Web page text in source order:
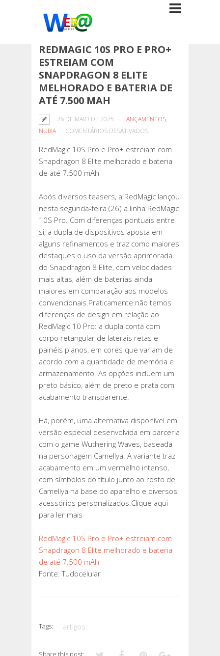
REDMAGIC 10S PRO E PRO+
ESTREIAM COM
SNAPDRAGON 8 ELITE
MELHORADO E BATERIA DE
ATÉ 7.500 MAH
26 DE MAIO DE 2025 LANÇAMENTOS,
NUBIA
COMENTÁRIOS DESATIVADOSEM
10S
PRO
ESTREIAM
COM
SNAPDRAGON
8
ELITE
MELHORADO
E
BATERIA
DE
ATÉ
7.500
MAH
RedMagic 10S Pro e Pro+ estreiam com
Snapdragon 8 Elite melhorado e bateria
de até 7.500 mAh
Após diversos teasers, a RedMagic lançou
nesta segunda-feira (26) a linha RedMagic
10S Pro. Com diferenças pontuais entre
si, a dupla de dispositivos aposta em
alguns refinamentos e traz como maiores
destaques o uso da versão aprimorada
do Snapdragon 8 Elite, com velocidades
mais altas, além de baterias ainda
maiores em comparação aos modelos
convencionais.Praticamente não temos
diferenças de design em relação ao
RedMagic 10 Pro: a dupla conta com
corpo retangular de laterais retas e
painéis planos, em cores que variam de
acordo com a quantidade de memória e
armazenamento. As opções incluem um
preto básico, além de preto e prata com
acabamento transparente.
Há, porém, uma alternativa disponível em
versão especial desenvolvida em parceria
com o game Wuthering Waves, baseada
na personagem Camellya. A variante traz
acabamento em um vermelho intenso,
com símbolos do título junto ao rosto de
Camellya na base do aparelho e diversos
acessórios personalizados.Clique aqui
para ler mais
RedMagic 10S Pro e Pro+ estreiam com
Snapdragon 8 Elite melhorado e bateria
de até 7.500 mAh
Fonte: Tudocelular
Tags: artigos
Share this post: